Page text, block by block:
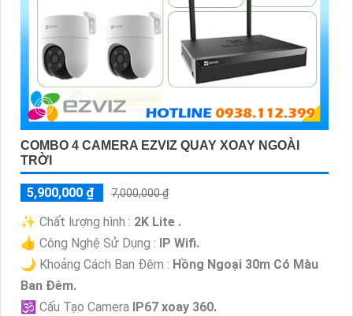
COMBO 4 CAMERA EZVIZ QUAY XOAY NGOÀI
TRỜI
5,900,000 ₫ 7,000,000 ₫
✨ Chất lượng hình : 2K Lite .
👍 Công Nghệ Sử Dụng :
IP Wifi.
🌙 Khoảng Cách Ban Đêm : Hồng Ngoại 30m Có Màu
Ban Ðêm.
🕉️ Cấu Tạo Camera IP67 xoay 360.